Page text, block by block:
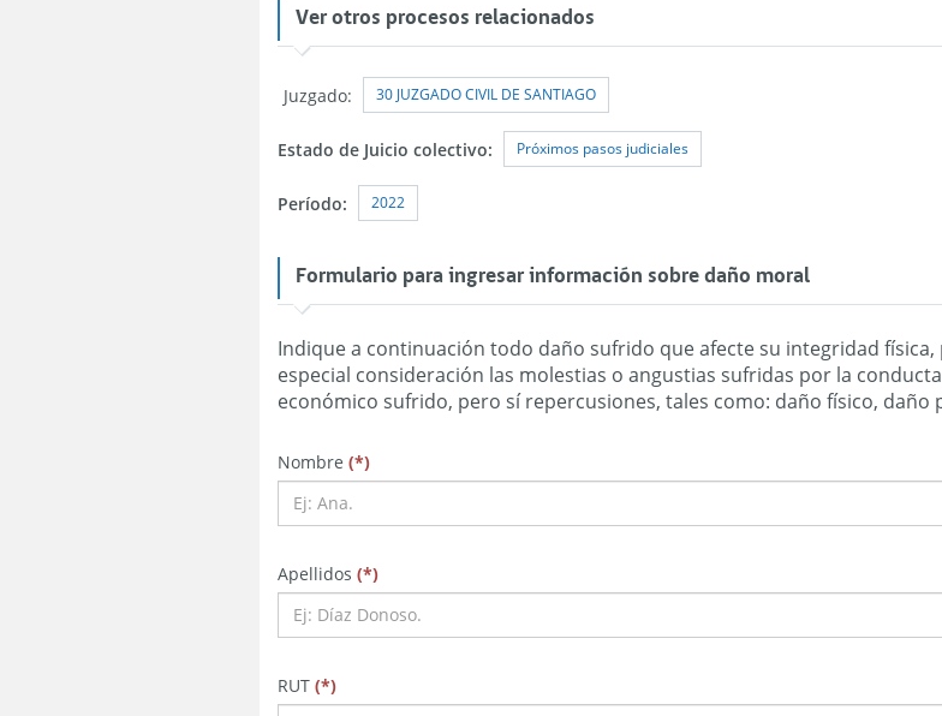
Ver otros procesos relacionados
Juzgado: 30 JUZGADO CIVIL DE SANTIAGO
Estado de Juicio colectivo: Próximos pasos judiciales
Período: 2022
Formulario para ingresar información sobre daño moral
Indique a continuación todo daño sufrido que afecte su integridad
especial consideración las molestias o angustias sufridas por la
económico sufrido, pero sí
Nombre(obligatorio
*obligatorio
)obligatorio
Apellidos(obligatorio
*obligatorio
)obligatorio
RUT(obligatorio
*obligatorio
)obligatorio